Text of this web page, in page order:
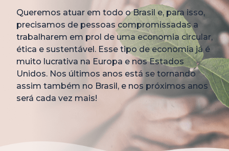
Queremos atuar em todo o Brasil e, para isso,
precisamos de pessoas compromissadas a
trabalharem em prol de uma economia circular,
ética e sustentável. Esse tipo de economia já é
muito lucrativa na Europa e nos Estados
Unidos. Nos últimos anos está se tornando
assim também no Brasil, e nos próximos anos
será cada vez mais!